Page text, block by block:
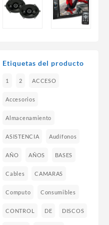
Etiquetas del producto
1 2 ACCESO
Accesorios
Almacenamiento
ASISTENCIA Audífonos
AÑO AÑOS BASES
Cables CAMARAS
Computo Consumibles
CONTROL DE DISCOS